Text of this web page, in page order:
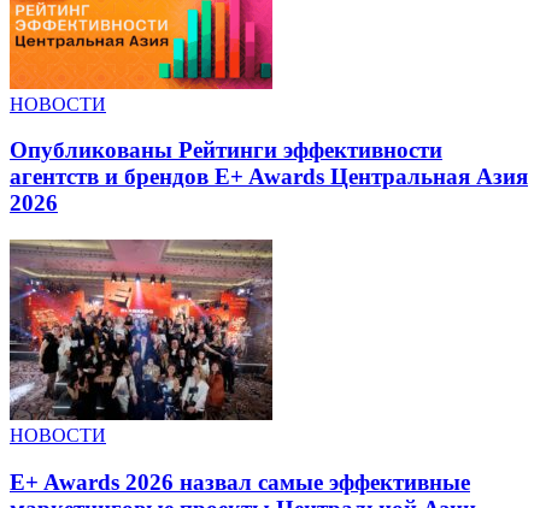
НОВОСТИ
Опубликованы Рейтинги эффективности
агентств и брендов E+ Awards Центральная Азия
2026
НОВОСТИ
E+ Awards 2026 назвал самые эффективные